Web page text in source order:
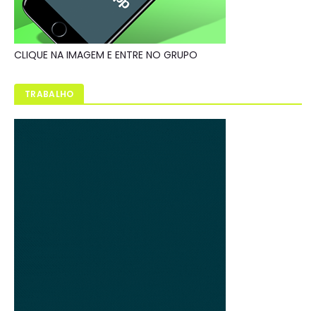
CLIQUE NA IMAGEM E ENTRE NO GRUPO
TRABALHO